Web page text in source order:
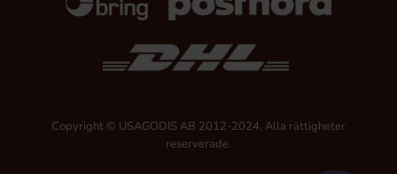
Copyright © USAGODIS AB 2012-2024, Alla rättigheter
reserverade.